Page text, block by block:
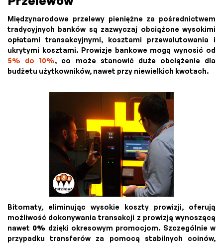
Międzynarodowe przelewy pieniężne za pośrednictwem
tradycyjnych banków są zazwyczaj obciążone wysokimi
opłatami transakcyjnymi, kosztami przewalutowania i
ukrytymi kosztami. Prowizje bankowe mogą wynosić od
5% do 10%, co może stanowić duże obciążenie dla
budżetu użytkowników, nawet przy niewielkich kwotach.
Bitomaty, eliminując wysokie koszty prowizji, oferują
możliwość dokonywania transakcji z prowizją wynoszącą
nawet 0% dzięki okresowym promocjom. Szczególnie w
przypadku transferów za pomocą stabilnych coinów,